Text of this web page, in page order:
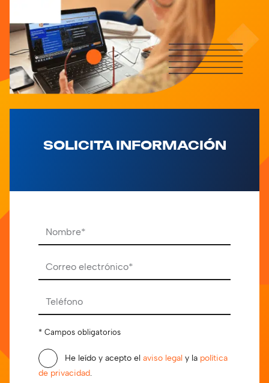
SOLICITA INFORMACIÓN
Por favor, deja este campo vacío.
* Campos obligatorios
He leído y acepto el aviso legal y la política
de privacidad.